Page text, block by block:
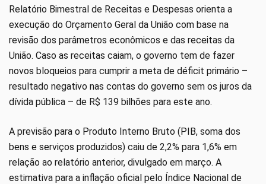
Relatório Bimestral de Receitas e Despesas orienta a
execução do Orçamento Geral da União com base na
revisão dos parâmetros econômicos e das receitas da
União. Caso as receitas caiam, o governo tem de fazer
novos bloqueios para cumprir a meta de déficit primário –
resultado negativo nas contas do governo sem os juros da
dívida pública – de R$ 139 bilhões para este ano.
A previsão para o Produto Interno Bruto (PIB, soma dos
bens e serviços produzidos) caiu de 2,2% para 1,6% em
relação ao relatório anterior, divulgado em março. A
estimativa para a inflação oficial pelo Índice Nacional de